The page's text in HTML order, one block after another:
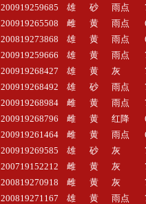
200919259685 雄 砂 雨点
200919265508 雌 黄 雨点
200819273868 雄 黄 雨点
200919259666 雄 黄 雨点
200919268427 雄 黄 灰
200919268492 雄 砂 雨点
200919268984 雌 黄 雨点
200919268796 雌 黄 红降
200919261464 雌 黄 雨点
200919269585 雄 砂 灰
200719152212 雌 黄 灰
200819270918 雌 黄 灰
200819271167 雄 黄 雨点